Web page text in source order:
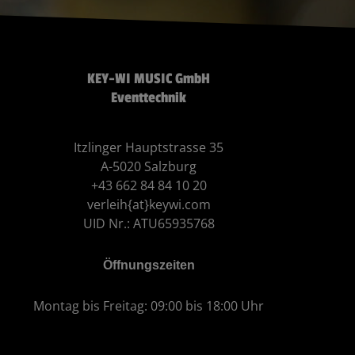
KEY-WI MUSIC GmbH
Eventtechnik
Itzlinger Hauptstrasse 35
A-5020 Salzburg
+43 662 84 84 10 20
verleih{at}keywi.com
UID Nr.: ATU65935768
Öffnungszeiten
Montag bis Freitag: 09:00 bis 18:00 Uhr